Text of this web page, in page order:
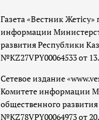
Газета «Вестник
информации
развития Республики
№KZ27VPY00064533 от
Сетевое издание
Комитете информации
общественного
№KZ78VPY00064973 от